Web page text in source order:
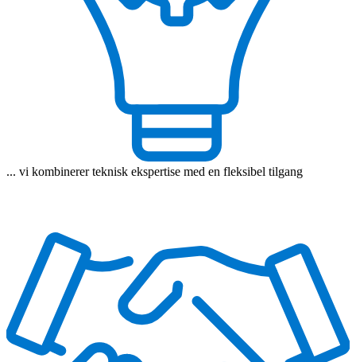
... vi kombinerer teknisk ekspertise med en fleksibel tilgang